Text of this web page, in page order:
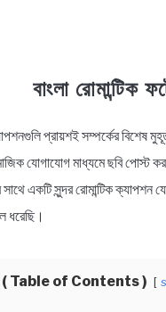
বাংলা
প্রায়শই সম্পর্কের বিশেষ
যোগাযোগ মাধ্যমে ছবি পোস্ট
সাথে একটি সুন্দর রোমান্টিক
ধরেছি।
( Table of Contents )